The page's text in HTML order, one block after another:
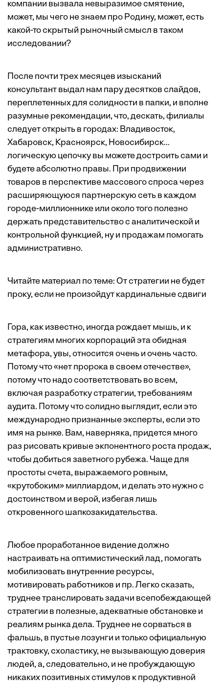
компании вызвала невыразимое смятение,
может, мы чего не знаем про Родину, может, есть
какой-то скрытый рыночный смысл в таком
исследовании?
После почти трех месяцев изысканий
консультант выдал нам пару десятков слайдов,
переплетенных для солидности в папки, и вполне
разумные рекомендации, что, дескать, филиалы
следует открыть в городах: Владивосток,
Хабаровск, Красноярск, Новосибирск...
логическую цепочку вы можете достроить сами и
будете абсолютно правы. При продвижении
товаров в перспективе массового спроса через
расширяющуюся партнерскую сеть в каждом
городе-миллионнике или около того полезно
держать представительство с аналитической и
контрольной функцией, ну и продажам помогать
административно.
Читайте материал по теме: От стратегии не будет
проку, если не произойдут кардинальные сдвиги
Гора, как известно, иногда рождает мышь, и к
стратегиям многих корпораций эта обидная
метафора, увы, относится очень и очень часто.
Потому что «нет пророка в своем отечестве»,
потому что надо соответствовать во всем,
включая разработку стратегии, требованиям
аудита. Потому что солидно выглядит, если это
международно признанные эксперты, если это
имя на рынке. Вам, наверняка, придется много
раз рисовать кривые экпонентного роста продаж,
чтобы добиться заветного рубежа. Чаще для
простоты счета, выражаемого ровным,
«крутобоким» миллиардом, и делать это нужно с
достоинством и верой, избегая лишь
откровенного шапкозакидательства.
Любое проработанное видение должно
настраивать на оптимистический лад, помогать
мобилизовать внутренние ресурсы,
мотивировать работников и пр. Легко сказать,
труднее транслировать задачи всепобеждающей
стратегии в полезные, адекватные обстановке и
реалиям рынка дела. Труднее не сорваться в
фальшь, в пустые лозунги и только официальную
трактовку, схоластику, не вызывающую доверия
людей, а, следовательно, и не пробуждающую
никаких позитивных стимулов к продуктивной